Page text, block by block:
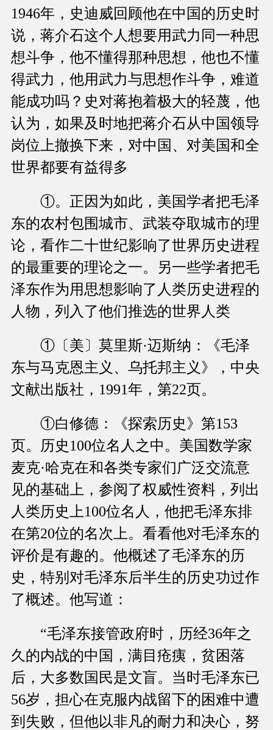
1946年，史迪威回顾他在中国的历史时
说，蒋介石这个人想要用武力同一种思
想斗争，他不懂得那种思想，他也不懂
得武力，他用武力与思想作斗争，难道
能成功吗？史对蒋抱着极大的轻蔑，他
认为，如果及时地把蒋介石从中国领导
岗位上撤换下来，对中国、对美国和全
世界都要有益得多
①。正因为如此，美国学者把毛泽
东的农村包围城市、武装夺取城市的理
论，看作二十世纪影响了世界历史进程
的最重要的理论之一。另一些学者把毛
泽东作为用思想影响了人类历史进程的
人物，列入了他们推选的世界人类
①〔美〕莫里斯·迈斯纳：《毛泽
东与马克恩主义、乌托邦主义》，中央
文献出版社，1991年，第22页。
①白修德：《探索历史》第153
页。历史100位名人之中。美国数学家
麦克·哈克在和各类专家们广泛交流意
见的基础上，参阅了权威性资料，列出
人类历史上100位名人，他把毛泽东排
在第20位的名次上。看看他对毛泽东的
评价是有趣的。他概述了毛泽东的历
史，特别对毛泽东后半生的历史功过作
了概述。他写道：
“毛泽东接管政府时，历经36年之
久的内战的中国，满目疮痍，贫困落
后，大多数国民是文盲。当时毛泽东已
56岁，担心在克服内战留下的困难中遭
到失败，但他以非凡的耐力和决心，努